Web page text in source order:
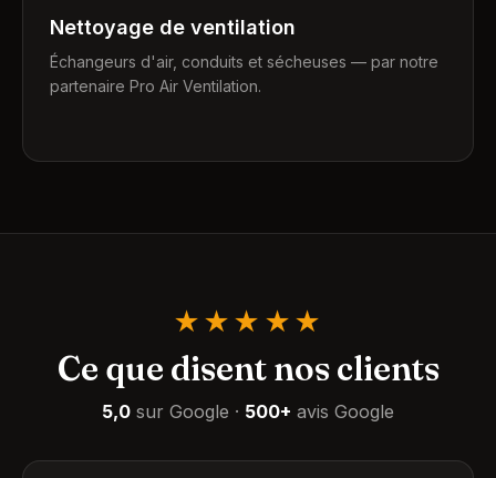
Nettoyage de ventilation
Échangeurs d'air, conduits et sécheuses — par notre
partenaire Pro Air Ventilation.
★★★★★
Ce que disent nos clients
5,0 sur Google · 500+ avis Google